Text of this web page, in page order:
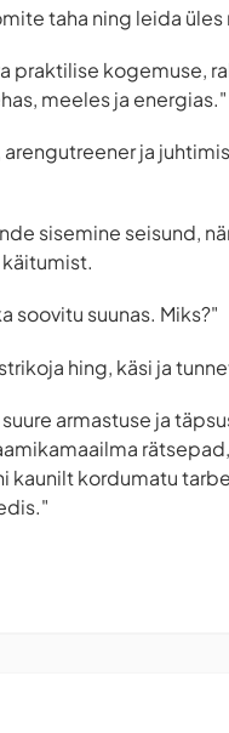
taha ning leida
praktilise kogemuse,
meeles ja energias."
ja
sisemine seisund,
soovitu suunas. Miks?"
hing, käsi ja
armastuse ja
kaunilt kordumatu